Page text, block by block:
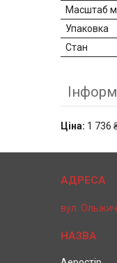
Масштаб
Упаковка
Стан
Ціна: 1 736
вул.